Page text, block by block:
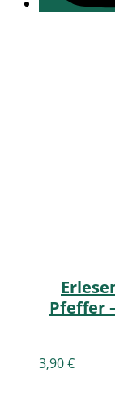
Pfeffer
3,90€